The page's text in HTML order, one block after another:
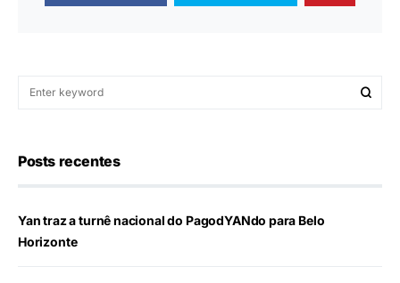
Posts recentes
Yan traz a turnê nacional do PagodYANdo para Belo
Horizonte